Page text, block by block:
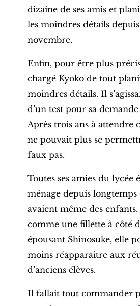
dizaine de ses amis et
les moindres détails
novembre.
Enfin, pour être plus
chargé Kyoko de tout
moindres détails. Il
d’un test pour sa
Après trois ans à attendre
ne pouvait plus se
faux pas.
Toutes ses amies du lycée
ménage depuis longtemps
avaient même des
comme une fillette à côté
épousant Shinosuke, elle
moins réapparaitre aux
d’anciens élèves.
Il fallait tout commander